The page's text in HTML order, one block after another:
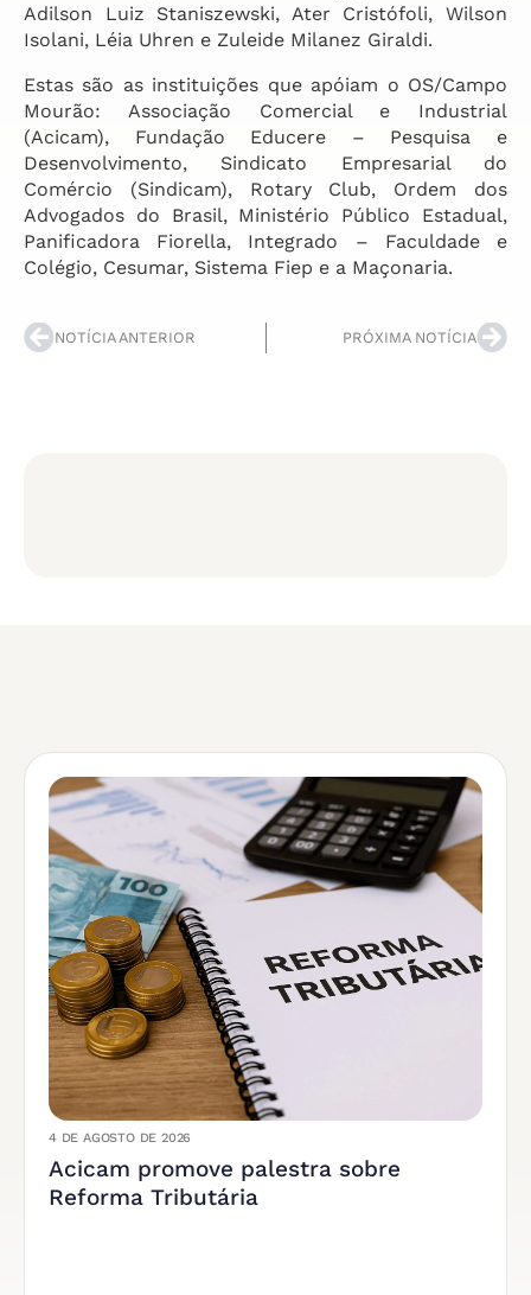
Adilson Luiz Staniszewski, Ater Cristófoli, Wilson
Isolani, Léia Uhren e Zuleide Milanez Giraldi.
Estas são as instituições que apóiam o OS/Campo
Mourão: Associação Comercial e Industrial
(Acicam), Fundação Educere – Pesquisa e
Desenvolvimento, Sindicato Empresarial do
Comércio (Sindicam), Rotary Club, Ordem dos
Advogados do Brasil, Ministério Público Estadual,
Panificadora Fiorella, Integrado – Faculdade e
Colégio, Cesumar, Sistema Fiep e a Maçonaria.
NOTÍCIA ANTERIOR PRÓXIMA NOTÍCIA
4 DE AGOSTO DE 2026
Acicam promove palestra sobre
Reforma Tributária